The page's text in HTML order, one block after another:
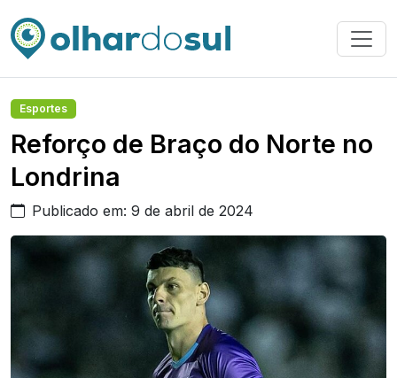
Esportes
Reforço de Braço do Norte no
Londrina
Publicado em: 9 de abril de 2024